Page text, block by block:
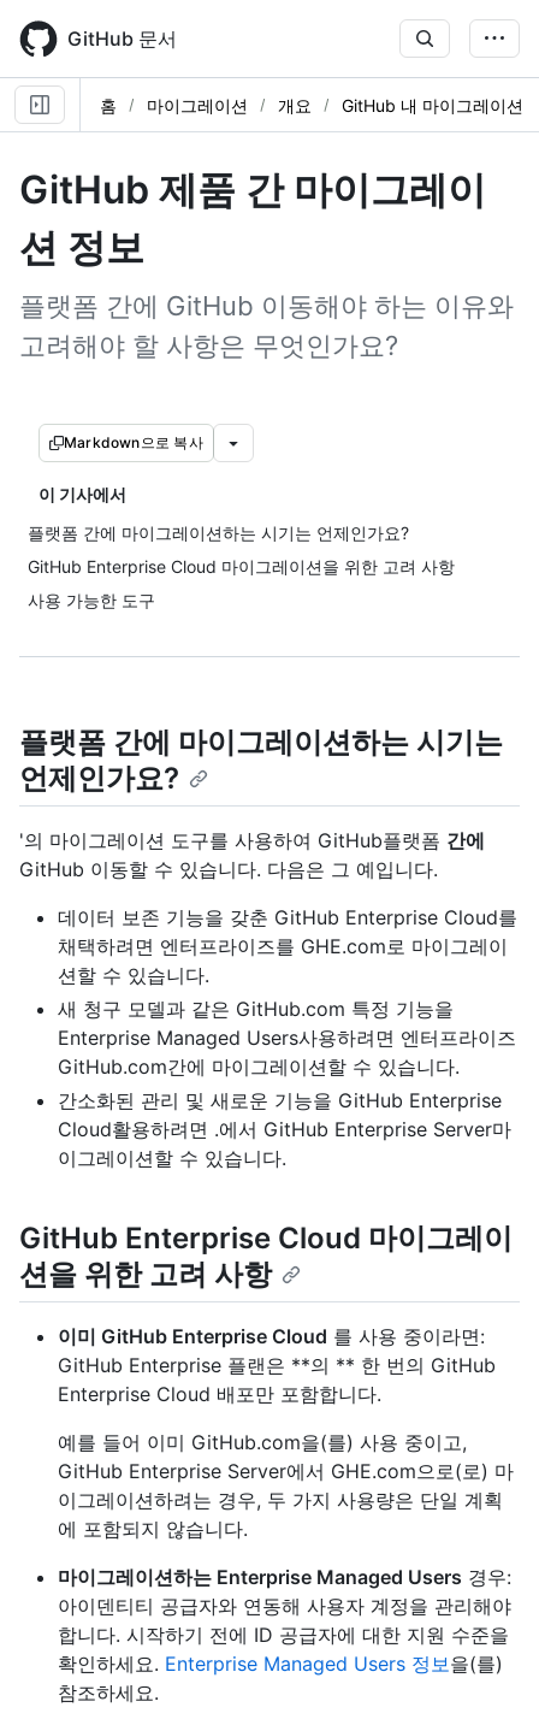
main
content
GitHub 문서
홈 마이그레이션 개요 GitHub 내 마이그레이션
GitHub 제품 간 마이그레이
션 정보
플랫폼 간에 GitHub 이동해야 하는 이유와
고려해야 할 사항은 무엇인가요?
Markdown으로 복사
이 기사에서
플랫폼 간에 마이그레이션하는 시기는 언제인가요?
GitHub Enterprise Cloud 마이그레이션을 위한 고려 사항
사용 가능한 도구
플랫폼 간에 마이그레이션하는 시기는
언제인가요?
'의 마이그레이션 도구를 사용하여 GitHub플랫폼 간에
GitHub 이동할 수 있습니다. 다음은 그 예입니다.
데이터 보존 기능을 갖춘 GitHub Enterprise Cloud를
채택하려면 엔터프라이즈를 GHE.com로 마이그레이
션할 수 있습니다.
새 청구 모델과 같은 GitHub.com 특정 기능을
Enterprise Managed Users사용하려면 엔터프라이즈
GitHub.com간에 마이그레이션할 수 있습니다.
간소화된 관리 및 새로운 기능을 GitHub Enterprise
Cloud활용하려면 .에서 GitHub Enterprise Server마
이그레이션할 수 있습니다.
GitHub Enterprise Cloud 마이그레이
션을 위한 고려 사항
이미 GitHub Enterprise Cloud 를 사용 중이라면:
GitHub Enterprise 플랜은 **의 ** 한 번의 GitHub
Enterprise Cloud 배포만 포함합니다.
예를 들어 이미 GitHub.com을(를) 사용 중이고,
GitHub Enterprise Server에서 GHE.com으로(로) 마
이그레이션하려는 경우, 두 가지 사용량은 단일 계획
에 포함되지 않습니다.
마이그레이션하는 Enterprise Managed Users 경우:
아이덴티티 공급자와 연동해 사용자 계정을 관리해야
합니다. 시작하기 전에 ID 공급자에 대한 지원 수준을
확인하세요. Enterprise Managed Users 정보을(를)
참조하세요.